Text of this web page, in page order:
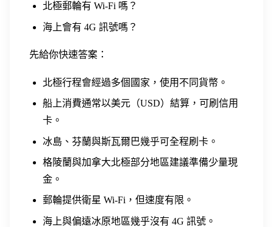
北極郵輪有 Wi-Fi 嗎？
海上會有 4G 訊號嗎？
先給你快速答案：
北極行程會經過多個國家，使用不同貨幣。
船上消費通常以美元（USD）結算，可刷信用
卡。
冰島、芬蘭與斯瓦爾巴幾乎可全程刷卡。
格陵蘭與加拿大北極部分地區建議準備少量現
金。
郵輪提供衛星 Wi-Fi，但速度有限。
海上與偏遠冰原地區幾乎沒有 4G 訊號。